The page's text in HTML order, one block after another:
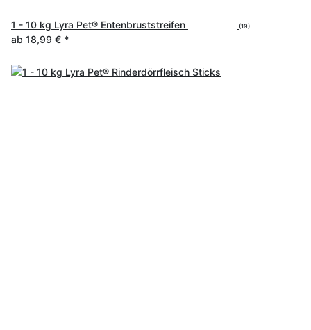
1 - 10 kg Lyra Pet® Entenbruststreifen (19)
ab 18,99 € *